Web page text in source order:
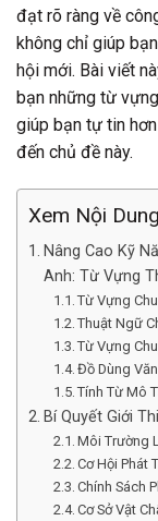
đạt rõ ràng về
không chỉ giúp
hội mới. Bài viết
bạn những từ
giúp bạn tự tin
đến chủ đề này.
Xem Nội
Nâng Cao Kỹ
Anh: Từ Vựng
Từ Vựng
Thuật Ngữ
Từ Vựng
Đồ Dùng
Tính Từ Mô
Bí Quyết Giới
Môi Trường
Cơ Hội Phát
Chính Sách
Cơ Sở Vật